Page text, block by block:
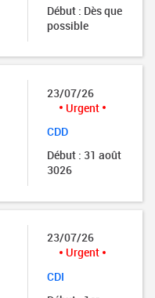
Début : Dès que
possible
23/07/26
Urgent
CDD
Début : 31 août
3026
23/07/26
Urgent
CDI